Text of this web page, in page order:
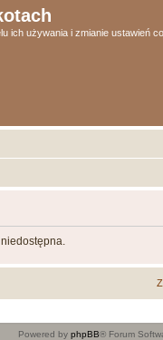
ich używania i zmianie ustawień
Powered by phpBB® Forum